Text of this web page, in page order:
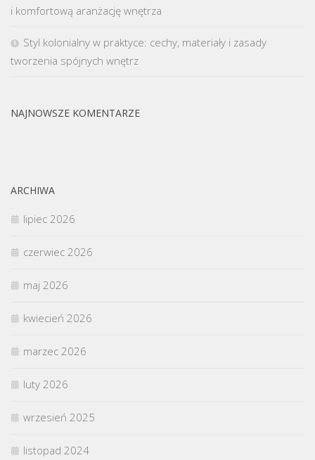
i komfortową aranżację wnętrza
Styl kolonialny w praktyce: cechy, materiały i zasady
tworzenia spójnych wnętrz
NAJNOWSZE KOMENTARZE
ARCHIWA
lipiec 2026
czerwiec 2026
maj 2026
kwiecień 2026
marzec 2026
luty 2026
wrzesień 2025
listopad 2024